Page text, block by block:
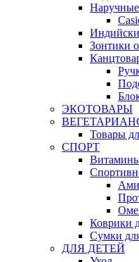
Зонтики
ЭКОТОВАРЫ
Товары
СПОРТ
Коврики
Сумки
ДЛЯ ДЕТЕЙ